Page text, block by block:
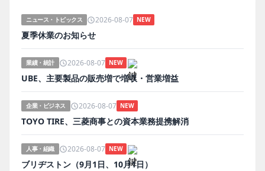
ニュース・トピックス 2026-08-07 NEW
夏季休業のお知らせ
業績・統計 2026-08-07 NEW
UBE、主要製品の販売増で増収・営業増益
企業・ビジネス 2026-08-07 NEW
TOYO TIRE、三菱商事との資本業務提携解消
人事・組織 2026-08-07 NEW
ブリヂストン（9月1日、10月1日）